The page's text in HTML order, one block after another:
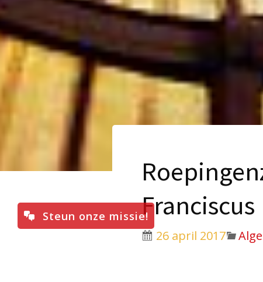
Franciscus
26 april 2017
Steun onze missie!